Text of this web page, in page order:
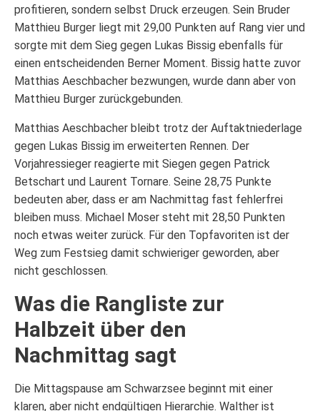
profitieren, sondern selbst Druck erzeugen. Sein Bruder
Matthieu Burger liegt mit 29,00 Punkten auf Rang vier und
sorgte mit dem Sieg gegen Lukas Bissig ebenfalls für
einen entscheidenden Berner Moment. Bissig hatte zuvor
Matthias Aeschbacher bezwungen, wurde dann aber von
Matthieu Burger zurückgebunden.
Matthias Aeschbacher bleibt trotz der Auftaktniederlage
gegen Lukas Bissig im erweiterten Rennen. Der
Vorjahressieger reagierte mit Siegen gegen Patrick
Betschart und Laurent Tornare. Seine 28,75 Punkte
bedeuten aber, dass er am Nachmittag fast fehlerfrei
bleiben muss. Michael Moser steht mit 28,50 Punkten
noch etwas weiter zurück. Für den Topfavoriten ist der
Weg zum Festsieg damit schwieriger geworden, aber
nicht geschlossen.
Was die Rangliste zur
Halbzeit über den
Nachmittag sagt
Die Mittagspause am Schwarzsee beginnt mit einer
klaren, aber nicht endgültigen Hierarchie. Walther ist